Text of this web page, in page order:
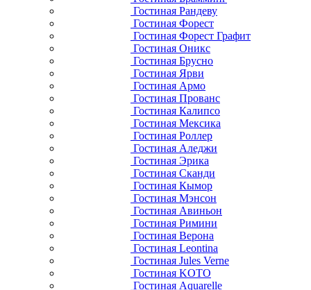
Гостиная Рандеву
Гостиная Форест
Гостиная Форест Графит
Гостиная Оникс
Гостиная Брусно
Гостиная Ярви
Гостиная Армо
Гостиная Прованс
Гостиная Калипсо
Гостиная Мексика
Гостиная Роллер
Гостиная Аледжи
Гостиная Эрика
Гостиная Сканди
Гостиная Кымор
Гостиная Мэнсон
Гостиная Авиньон
Гостиная Римини
Гостиная Верона
Гостиная Leontina
Гостиная Jules Verne
Гостиная KOTO
Гостиная Aquarelle